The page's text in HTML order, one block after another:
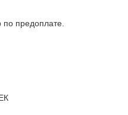
по предоплате.